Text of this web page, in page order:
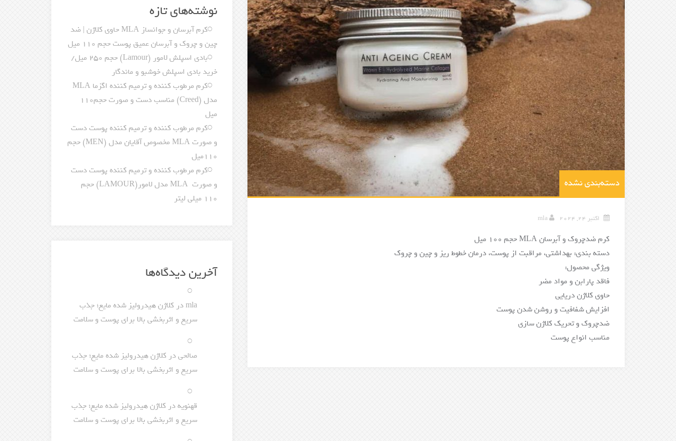
دسته‌بندی نشده
اکتبر 24, 2024 mla
کرم ضدچروک و آبرسان MLA حجم 100 میل
دسته بندی: بهداشتی، مراقبت از پوست، درمان خطوط ریز و چین و چروک
ویژگی محصول:
فاقد پارابن و مواد مضر
حاوی کلاژن دریایی
افزایش شفافیت و روشن شدن پوست
ضدچروک و تحریک کلاژن سازی
مناسب انواع پوست
نوشته‌های تازه
کرم آبرسان و جوانساز MLA حاوی کلاژن | ضد
چین و چروک و آبرسان عمیق پوست حجم 110 میل
بادی اسپلش لامور (Lamour) حجم 250 میل/
خرید بادی اسپلش خوشبو و ماندگار
کرم مرطوب کننده و ترمیم کننده اگزما MLA
مدل (Creed) مناسب دست و صورت حجم110
میل
کرم مرطوب کننده و ترمیم کننده پوست دست
و صورت MLA مخصوص آقایان مدل (MEN) حجم
110میل
کرم مرطوب کننده و ترمیم کننده پوست دست
و صورت MLA مدل لامور(LAMOUR) حجم
110 میلی لیتر
آخرین دیدگاه‌ها
mlaدر کلاژن هیدرولیز شده مایع؛ جذب
سریع و اثربخشی بالا برای پوست و سلامت
صالحیدر کلاژن هیدرولیز شده مایع؛ جذب
سریع و اثربخشی بالا برای پوست و سلامت
قهنویهدر کلاژن هیدرولیز شده مایع؛ جذب
سریع و اثربخشی بالا برای پوست و سلامت